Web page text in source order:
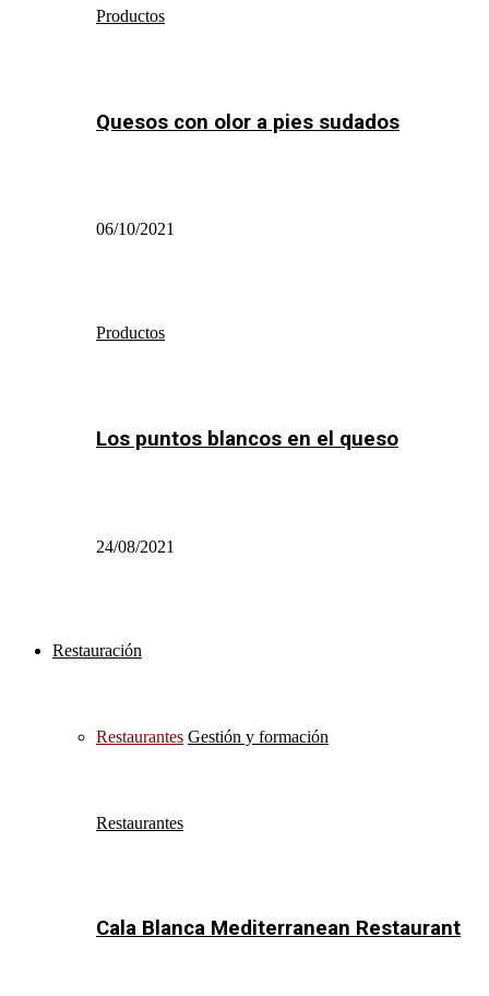
Productos
Quesos con olor a pies sudados
06/10/2021
Productos
Los puntos blancos en el queso
24/08/2021
Restauración
Restaurantes Gestión y formación
Restaurantes
Cala Blanca Mediterranean Restaurant